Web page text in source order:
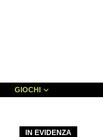
GIOCHI
IN EVIDENZA